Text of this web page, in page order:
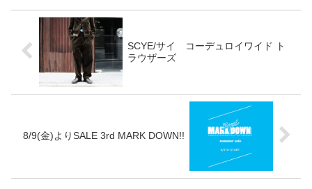
ブYahoo!ショッピング店】セー
ルペ...
SCYE/サイ コーデュロイワイド ト
ラウザーズ
8/9(金)よりSALE 3rd MARK DOWN!!